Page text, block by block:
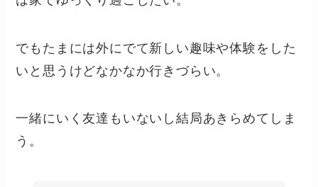
でもたまには外にでて新しい趣味や体験をした
いと思うけどなかなか行きづらい。
一緒にいく友達もいないし結局あきらめてしま
う。